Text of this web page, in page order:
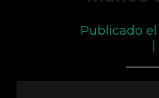
Publicado
|